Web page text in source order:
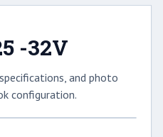
-32V
and photo
configuration.